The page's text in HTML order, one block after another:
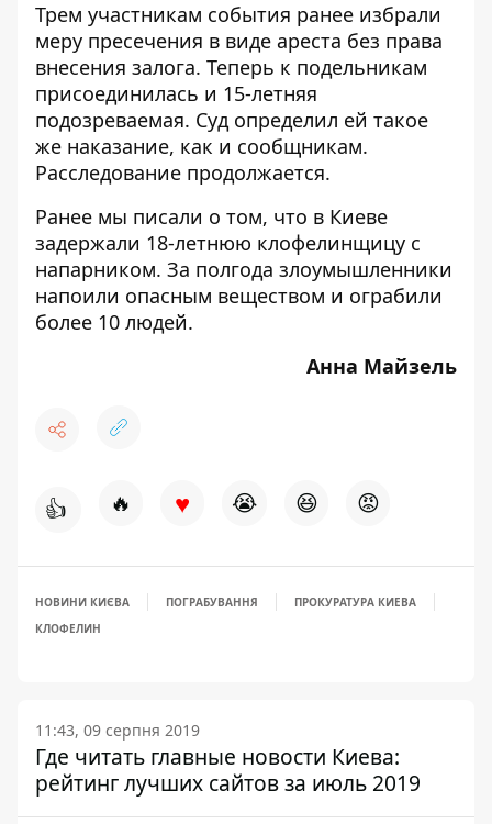
Трем участникам события ранее избрали
меру пресечения в виде ареста без права
внесения залога. Теперь к подельникам
присоединилась и 15-летняя
подозреваемая. Суд определил ей такое
же наказание, как и сообщникам.
Расследование продолжается.
Ранее мы писали о том, что в Киеве
задержали 18-летнюю клофелинщицу с
напарником. За полгода злоумышленники
напоили опасным веществом и ограбили
более 10 людей.
Анна Майзель
👍 🔥 ♥ 😭 😆 😡
НОВИНИ КИЄВА ПОГРАБУВАННЯ
ПРОКУРАТУРА КИЕВА
КЛОФЕЛИН
11:43, 09 серпня 2019
Где читать главные новости Киева:
рейтинг лучших сайтов за июль 2019